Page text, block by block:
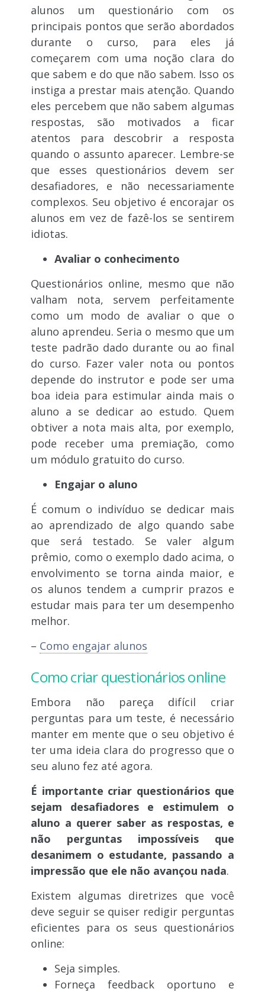
alunos um questionário com os
principais pontos que serão abordados
durante o curso, para eles já
começarem com uma noção clara do
que sabem e do que não sabem. Isso os
instiga a prestar mais atenção. Quando
eles percebem que não sabem algumas
respostas, são motivados a ficar
atentos para descobrir a resposta
quando o assunto aparecer. Lembre-se
que esses questionários devem ser
desafiadores, e não necessariamente
complexos. Seu objetivo é encorajar os
alunos em vez de fazê-los se sentirem
idiotas.
Avaliar o conhecimento
Questionários online, mesmo que não
valham nota, servem perfeitamente
como um modo de avaliar o que o
aluno aprendeu. Seria o mesmo que um
teste padrão dado durante ou ao final
do curso. Fazer valer nota ou pontos
depende do instrutor e pode ser uma
boa ideia para estimular ainda mais o
aluno a se dedicar ao estudo. Quem
obtiver a nota mais alta, por exemplo,
pode receber uma premiação, como
um módulo gratuito do curso.
Engajar o aluno
É comum o indivíduo se dedicar mais
ao aprendizado de algo quando sabe
que será testado. Se valer algum
prêmio, como o exemplo dado acima, o
envolvimento se torna ainda maior, e
os alunos tendem a cumprir prazos e
estudar mais para ter um desempenho
melhor.
– Como engajar alunos
Como criar questionários online
Embora não pareça difícil criar
perguntas para um teste, é necessário
manter em mente que o seu objetivo é
ter uma ideia clara do progresso que o
seu aluno fez até agora.
É importante criar questionários que
sejam desafiadores e estimulem o
aluno a querer saber as respostas, e
não perguntas impossíveis que
desanimem o estudante, passando a
impressão que ele não avançou nada.
Existem algumas diretrizes que você
deve seguir se quiser redigir perguntas
eficientes para os seus questionários
online:
Seja simples.
Forneça feedback oportuno e